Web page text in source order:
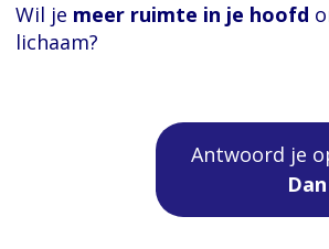
Wil je meer ruimte in je hoofd
lichaam?
Antwoord je